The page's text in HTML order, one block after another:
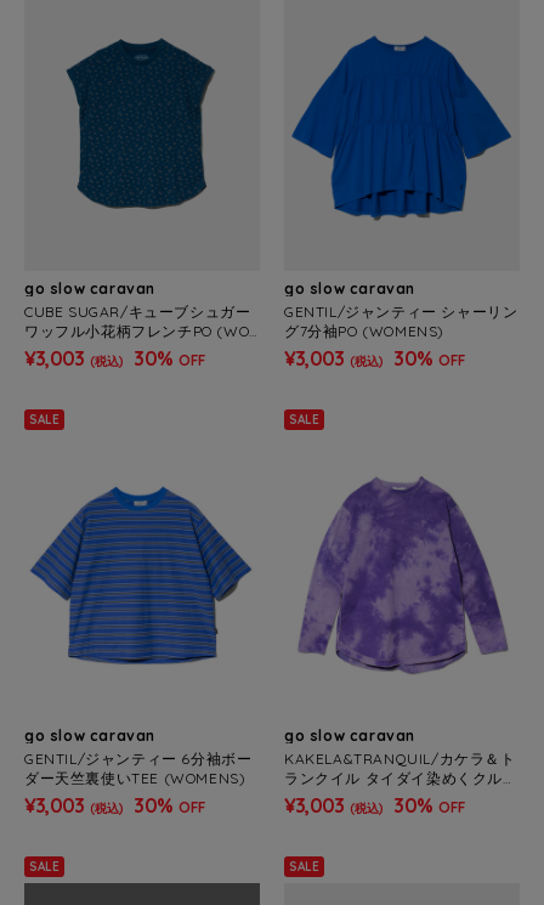
go slow caravan
CUBE SUGAR/キューブシュガー
ワッフル小花柄フレンチPO (WO
MENS)
¥3,003 (税込) 30% OFF
go slow caravan
GENTIL/ジャンティー シャーリン
グ7分袖PO (WOMENS)
¥3,003 (税込) 30% OFF
SALE
go slow caravan
GENTIL/ジャンティー 6分袖ボー
ダー天竺裏使いTEE (WOMENS)
¥3,003 (税込) 30% OFF
SALE
go slow caravan
KAKELA&TRANQUIL/カケラ＆ト
ランクイル タイダイ染めくクルー
ロンTEE (WOMENS)
¥3,003 (税込) 30% OFF
SALE SALE